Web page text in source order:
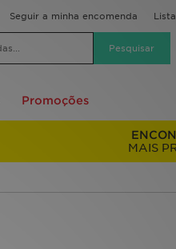
Seguir a minha encomenda
Promoções
MAIS